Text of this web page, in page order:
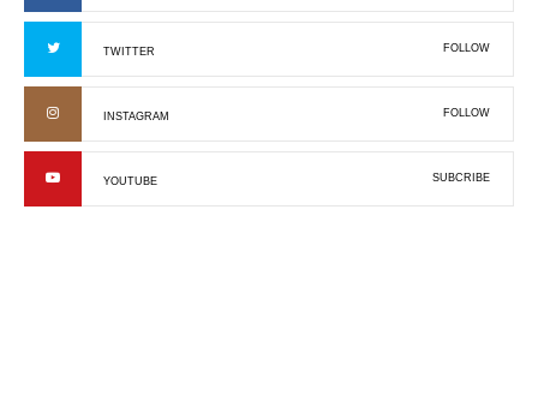
TWITTER FOLLOW
INSTAGRAM FOLLOW
YOUTUBE SUBCRIBE